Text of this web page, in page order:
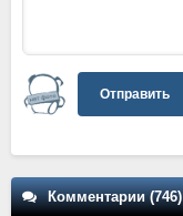
Отправить
Комментарии (746)